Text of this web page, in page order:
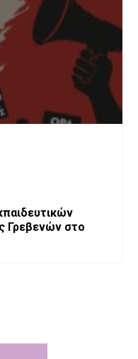
Γρεβενών στο